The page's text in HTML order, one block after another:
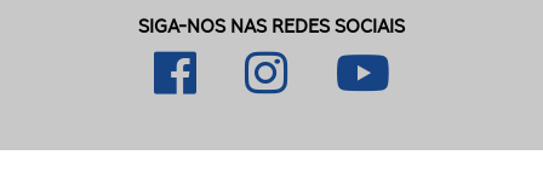
SIGA-NOS NAS REDES SOCIAIS